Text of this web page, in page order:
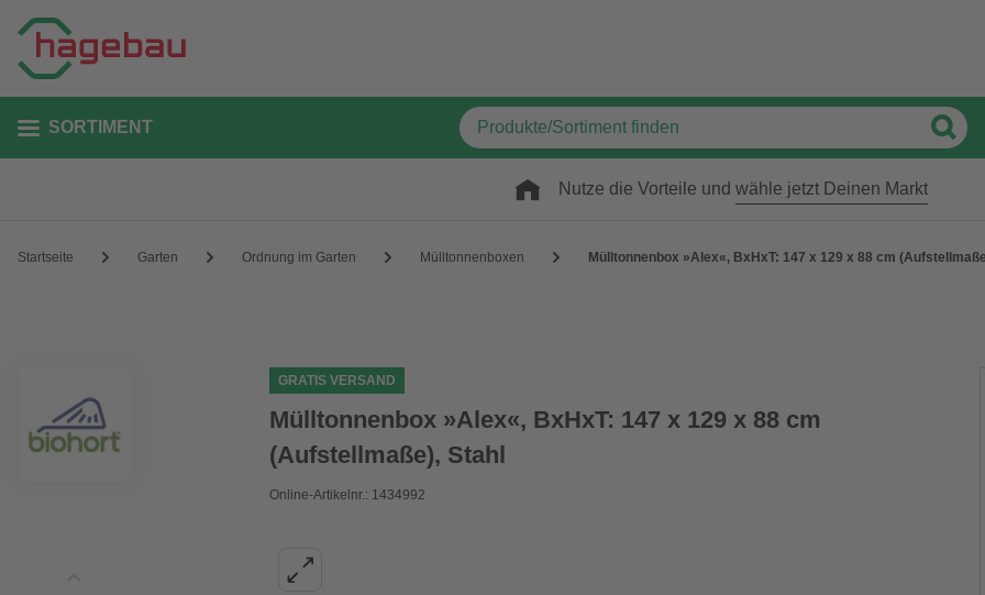
SORTIMENT
Nutze die Vorteile und wähle jetzt Deinen Markt
Startseite Garten Ordnung im Garten Mülltonnenboxen Mülltonnenbox »Alex«, BxHxT: 147 x 129 x 88 cm
GRATIS VERSAND
Mülltonnenbox »Alex«, BxHxT: 147 x 129 x 88 cm
(Aufstellmaße), Stahl
Online-Artikelnr.: 1434992